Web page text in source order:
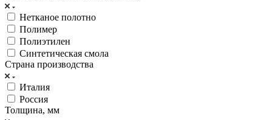
Нетканое полотно
Полимер
Полиэтилен
Синтетическая смола
Страна производства
Италия
Россия
Толщина, мм